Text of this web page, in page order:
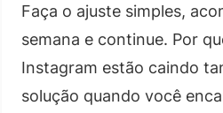
Faça o ajuste simples,
semana e continue. Por
Instagram estão caindo
solução quando você